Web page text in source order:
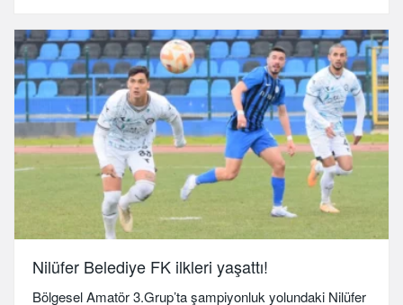
Nilüfer Belediye FK ilkleri yaşattı!
Bölgesel Amatör 3.Grup’ta şampiyonluk yolundaki Nilüfer